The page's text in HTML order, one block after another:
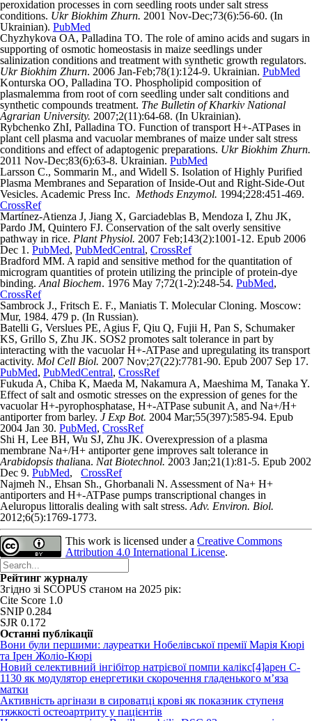
peroxidation processes in corn seedling roots under salt stress
conditions. Ukr Biokhim Zhurn. 2001 Nov-Dec;73(6):56-60. (In
Ukrainian). PubMed
Chyzhykova OA, Palladina TO. The role of amino acids and sugars in
supporting of osmotic homeostasis in maize seedlings under
salinization conditions and treatment with synthetic growth regulators.
Ukr Biokhim Zhurn. 2006 Jan-Feb;78(1):124-9. Ukrainian. PubMed
Konturska ОO, Palladina ТО. Phospholipid composition of
plasmalemma from root of corn seedling under salt conditions and
synthetic compounds treatment. The Bulletin of Kharkiv National
Agrarian University. 2007;2(11):64-68. (In Ukrainian).
Rybchenko ZhI, Palladina TO. Function of transport H+-ATPases in
plant cell plasma and vacuolar membranes of maize under salt stress
conditions and effect of adaptogenic preparations. Ukr Biokhim Zhurn.
2011 Nov-Dec;83(6):63-8. Ukrainian. PubMed
Larsson C., Sommarin M., and Widell S. Isolation of Highly Purified
Plasma Membranes and Separation of Inside-Out and Right-Side-Out
Vesicles. Academic Press Inc. Methods Enzymol. 1994;228:451-469.
CrossRef
Martínez-Atienza J, Jiang X, Garciadeblas B, Mendoza I, Zhu JK,
Pardo JM, Quintero FJ. Conservation of the salt overly sensitive
pathway in rice. Plant Physiol. 2007 Feb;143(2):1001-12. Epub 2006
Dec 1. PubMed, PubMedCentral, CrossRef
Bradford MM. A rapid and sensitive method for the quantitation of
microgram quantities of protein utilizing the principle of protein-dye
binding. Anal Biochem. 1976 May 7;72(1-2):248-54. PubMed,
CrossRef
Sambrock J., Fritsch E. F., Maniatis T. Molecular Cloning. Моscow:
Mur, 1984. 479 p. (In Russian).
Batelli G, Verslues PE, Agius F, Qiu Q, Fujii H, Pan S, Schumaker
KS, Grillo S, Zhu JK. SOS2 promotes salt tolerance in part by
interacting with the vacuolar H+-ATPase and upregulating its transport
activity. Mol Cell Biol. 2007 Nov;27(22):7781-90. Epub 2007 Sep 17.
PubMed, PubMedCentral, CrossRef
Fukuda A, Chiba K, Maeda M, Nakamura A, Maeshima M, Tanaka Y.
Effect of salt and osmotic stresses on the expression of genes for the
vacuolar H+-pyrophosphatase, H+-ATPase subunit A, and Na+/H+
antiporter from barley. J Exp Bot. 2004 Mar;55(397):585-94. Epub
2004 Jan 30. PubMed, CrossRef
Shi H, Lee BH, Wu SJ, Zhu JK. Overexpression of a plasma
membrane Na+/H+ antiporter gene improves salt tolerance in
Arabidopsis thaliana. Nat Biotechnol. 2003 Jan;21(1):81-5. Epub 2002
Dec 9. PubMed, CrossRef
Najmeh N., Ehsan Sh., Ghorbanali N. Assessment of Na+ H+
antiporters and H+-ATPase pumps transcriptional changes in
Aeluropus littoralis dealing with salt stress. Adv. Environ. Biol.
2012;6(5):1769-1773.
This work is licensed under a Creative Commons
Attribution 4.0 International License.
Рейтинг журналу
Згідно зі SCOPUS станом на 2025 рік:
Cite Score 1.0
SNIP 0.284
SJR 0.172
Останні публікації
Вони були першими: лауреатки Нобелівської премії Марія Кюрі
та Ірен Жоліо-Кюрі
Новий cелективний інгібітор натрієвої помпи калікс[4]арен C-
1130 як модулятор енергетики скорочення гладенького м’яза
матки
Активність аргінази в сироватці крові як показник ступеня
тяжкості остеоартриту у пацієнтів